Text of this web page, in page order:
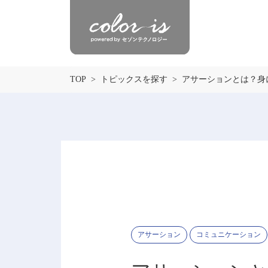
TOP トピックスを探す アサーションとは？
アサーション コミュニケーション